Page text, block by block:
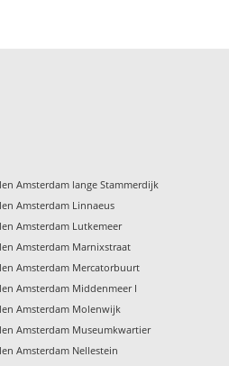
Amsterdam lange Stammerdijk
Amsterdam Linnaeus
Amsterdam Lutkemeer
Amsterdam Marnixstraat
Amsterdam Mercatorbuurt
Amsterdam Middenmeer I
Amsterdam Molenwijk
Amsterdam Museumkwartier
Amsterdam Nellestein